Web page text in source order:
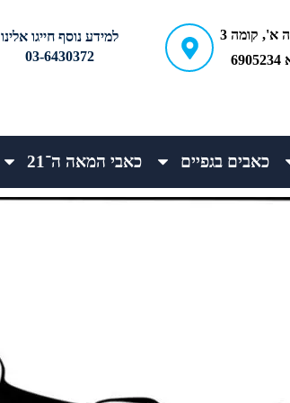
ברודצקי 43, כניסה א', קומה 3
למידע נוסף חייגו אלינו
03-6430372
כאבים בגפיים כאבי המאה ה־21